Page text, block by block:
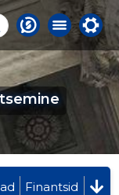
Finantsid